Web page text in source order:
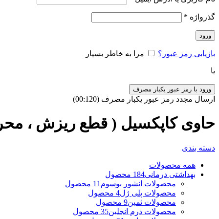
گذرواژه *
ورود
بازیابی رمز عبور؟ مرا به خاطر بسپار
یا
ورود با رمز عبور یکبار مصرف
ارسال مجدد رمز عبور یکبار مصرف (00:
120
)
حاوی کاپکسیل ( قطع ریزش ،
دسته بندی
همه محصولات
بهداشتی درمانی184 محصول
محصولات انشور بوسوم 11 محصول
محصولات پلی ژل4 محصول
محصولات ثمین9 محصول
محصولات درم انجلین35 محصول